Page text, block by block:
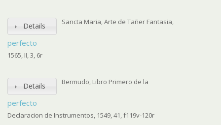
Details
perfecto
Sancta Maria, Arte de Tañer Fantasia,
1565, II, 3, 6r
Details
perfecto
Bermudo, Libro Primero de la
Declaracion de Instrumentos, 1549, 41, f119v-120r